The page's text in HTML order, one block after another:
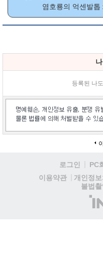
염호룡의 억센발톱
등록된 나
로그인 PC
이용약관
개인정
불법